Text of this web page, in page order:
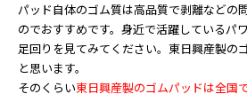
パッド自体のゴム質は高品質で剥離などの
のでおすすめです。身近で活躍しているパ
足回りを見てみてください。東日興産製の
と思います。
そのくらい東日興産製のゴムパッドは全国